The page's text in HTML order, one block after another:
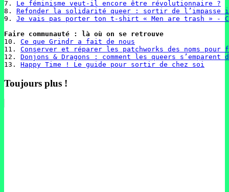
7. Le féminisme veut-il encore être révolutionnaire ?
8. Refonder la solidarité queer : sortir de l’impasse
9. Je vais pas porter ton t-shirt « Men are trash » -
10. Ce que Grindr a fait de nous
11. Conserver et réparer les patchworks des noms
12. Donjons & Dragons : comment les queers
13. Happy Time ! Le guide pour sortir de chez soi
Toujours plus !